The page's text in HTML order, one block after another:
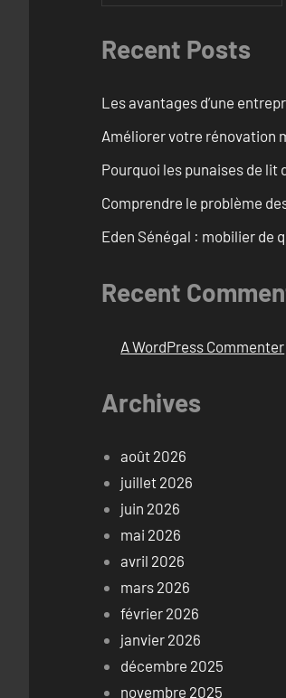
Recent Posts
Les avantages d’une
Améliorer votre rénovation
Pourquoi les punaises de
Comprendre le problème
Eden Sénégal : mobilier de
Recent
A WordPress Commenter
Archives
août 2026
juillet 2026
juin 2026
mai 2026
avril 2026
mars 2026
février 2026
janvier 2026
décembre 2025
novembre 2025